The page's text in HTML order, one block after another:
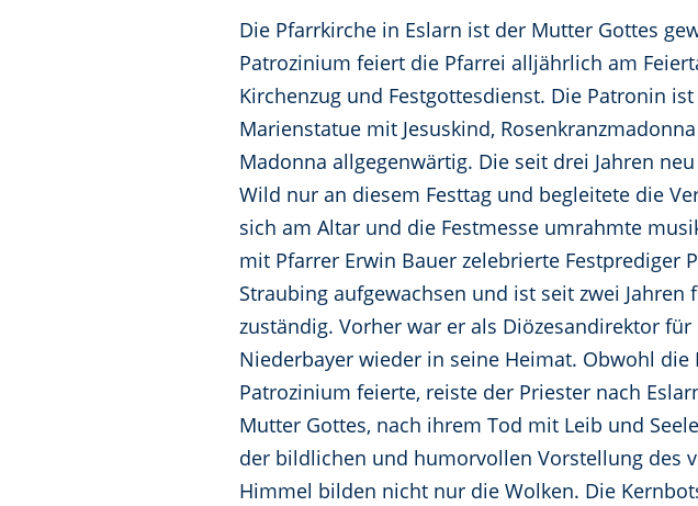
Die Pfarrkirche in Eslarn ist der Mutter Gottes
Patrozinium feiert die Pfarrei alljährlich am
Kirchenzug und Festgottesdienst. Die Patronin
Marienstatue mit Jesuskind,
Madonna allgegenwärtig. Die seit drei Jahren
Wild nur an diesem Festtag und begleitete die
sich am Altar und die Festmesse umrahmte
mit Pfarrer Erwin Bauer zelebrierte Festprediger
Straubing aufgewachsen und ist seit zwei
zuständig. Vorher war er als Diözesandirektor
Niederbayer wieder in seine Heimat. Obwohl
Patrozinium feierte, reiste der Priester nach
Mutter Gottes, nach ihrem Tod mit Leib und
der bildlichen und humorvollen Vorstellung des
Himmel bilden nicht nur die Wolken. Die